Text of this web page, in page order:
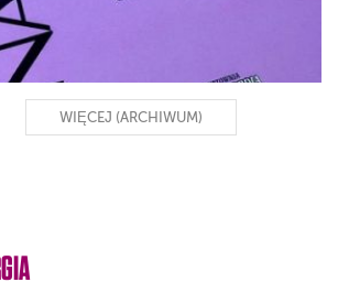
WIĘCEJ (ARCHIWUM)